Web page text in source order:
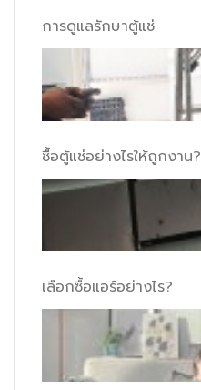
การดูแลรักษาตู้แช่
ซื้อตู้แช่อย่างไรให้ถูกงาน?
เลือกซื้อแอร์อย่างไร?